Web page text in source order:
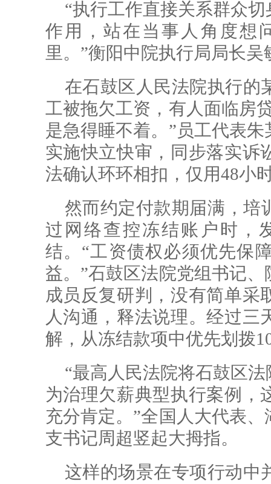
“执行工作直接关系群众
作用，站在当事人角度想
里。”衡阳中院执行局局长吴
在石鼓区人民法院执行的
工被拖欠工资，有人面临房
是急得睡不着。”员工代表
实施快立快审，同步落实诉
法确认环环相扣，仅用48小
然而约定付款期届满，培
过网络查控冻结账户时，
结。“工资债权必须优先保
益。”石鼓区法院党组书记
成员反复研判，没有简单采
人沟通，释法说理。经过三
解，从冻结款项中优先划拨
“最高 人民法院将石鼓区法
为治理欠薪典型执行案例，
充分肯定。”全国人大代表
支书记周超竖起大拇指。
这样的场景在专项行动中